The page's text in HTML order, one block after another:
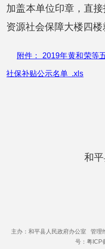
加盖本单位印章，直
资源社会保障大楼 四楼
附件： 2019年黄和荣等
社保补贴公示名单 .xls
和
主办：和平县人民政府办公室 管
号：粤ICP